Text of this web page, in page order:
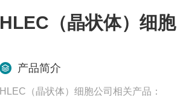
HLEC（晶状体）细胞
产品简介
HLEC（晶状体）细胞公司相关产品：